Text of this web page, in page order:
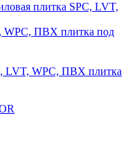
плитка SPC, LVT,
WPC, ПВХ плитка под
LVT, WPC, ПВХ плитка